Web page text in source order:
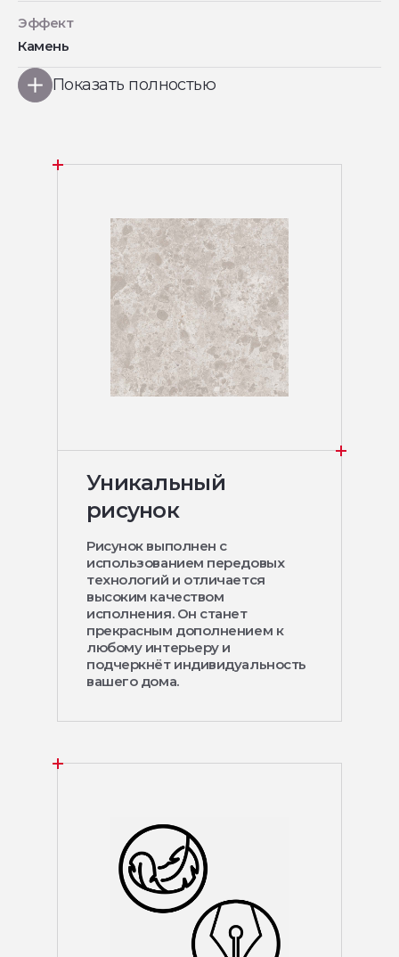
Эффект
Камень
Показать полностью
Уникальный
рисунок
Рисунок выполнен с
использованием передовых
технологий и отличается
высоким качеством
исполнения. Он станет
прекрасным дополнением к
любому интерьеру и
подчеркнёт индивидуальность
вашего дома.